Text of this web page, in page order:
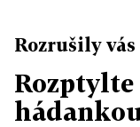
Rozrušily